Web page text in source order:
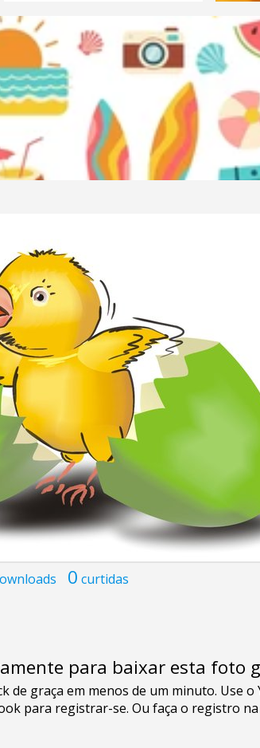
0 curtidas
para baixar esta foto